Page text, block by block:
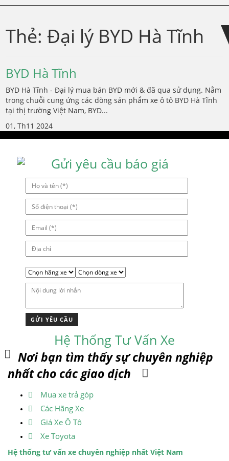
navigation
content
Thẻ:Đại lý BYD Hà Tĩnh
BYD Hà Tĩnh
BYD Hà Tĩnh - Đại lý mua bán BYD mới & đã qua sử dụng. Nằm
trong chuỗi cung ứng các dòng sản phẩm xe ô tô BYD Hà Tĩnh
tại thị trường Việt Nam, BYD...
01, Th11 2024
Gửi yêu cầu báo giá
Hệ Thống Tư Vấn Xe
Nơi bạn tìm thấy sự chuyên nghiệp
nhất cho các giao dịch
Mua xe trả góp
Các Hãng Xe
Giá Xe Ô Tô
Xe Toyota
Hệ thống tư vấn xe chuyên nghiệp nhất Việt Nam